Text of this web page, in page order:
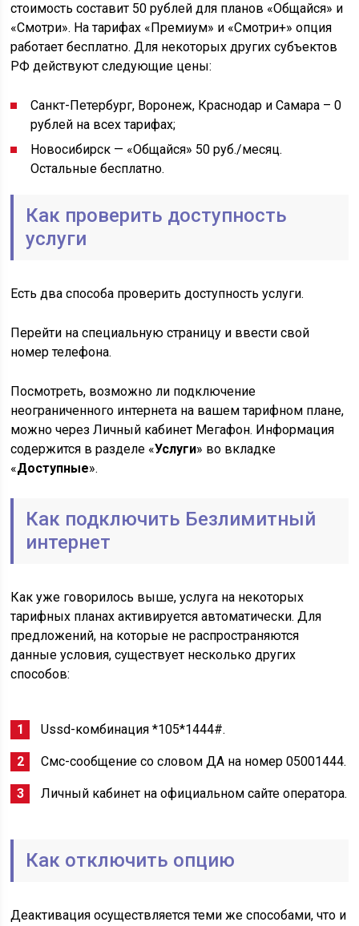
стоимость составит 50 рублей для планов «Общайся» и
«Смотри». На тарифах «Премиум» и «Смотри+» опция
работает бесплатно. Для некоторых других субъектов
РФ действуют следующие цены:
Санкт-Петербург, Воронеж, Краснодар и Самара – 0
рублей на всех тарифах;
Новосибирск — «Общайся» 50 руб./месяц.
Остальные бесплатно.
Как проверить доступность
услуги
Есть два способа проверить доступность услуги.
Перейти на специальную страницу и ввести свой
номер телефона.
Посмотреть, возможно ли подключение
неограниченного интернета на вашем тарифном плане,
можно через Личный кабинет Мегафон. Информация
содержится в разделе «Услуги» во вкладке
«Доступные».
Как подключить Безлимитный
интернет
Как уже говорилось выше, услуга на некоторых
тарифных планах активируется автоматически. Для
предложений, на которые не распространяются
данные условия, существует несколько других
способов:
Ussd-комбинация *105*1444#.
Смс-сообщение со словом ДА на номер 05001444.
Личный кабинет на официальном сайте оператора.
Как отключить опцию
Деактивация осуществляется теми же способами, что и